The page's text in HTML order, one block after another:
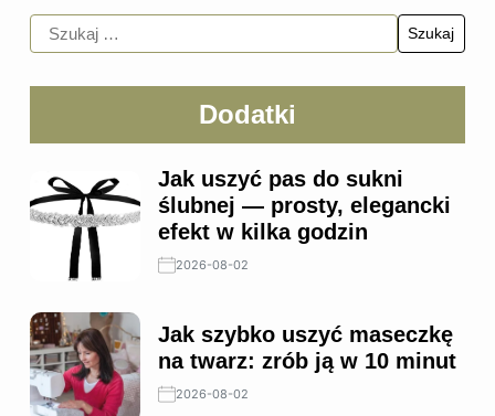
Dodatki
Jak uszyć pas do sukni
ślubnej — prosty, elegancki
efekt w kilka godzin
2026-08-02
Jak szybko uszyć maseczkę
na twarz: zrób ją w 10 minut
2026-08-02